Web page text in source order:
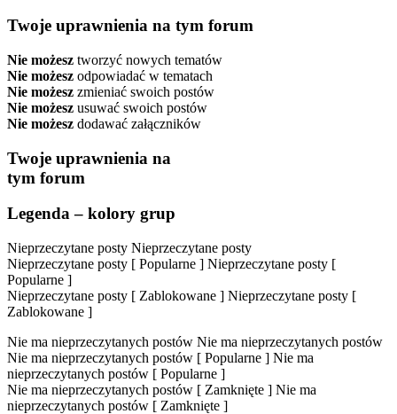
Twoje uprawnienia na tym forum
Nie możesz tworzyć nowych tematów
Nie możesz odpowiadać w tematach
Nie możesz zmieniać swoich postów
Nie możesz usuwać swoich postów
Nie możesz dodawać załączników
Twoje uprawnienia na
tym forum
Legenda – kolory grup
Nieprzeczytane posty Nieprzeczytane posty
Nieprzeczytane posty [ Popularne ] Nieprzeczytane posty [
Popularne ]
Nieprzeczytane posty [ Zablokowane ] Nieprzeczytane posty [
Zablokowane ]
Nie ma nieprzeczytanych postów Nie ma nieprzeczytanych postów
Nie ma nieprzeczytanych postów [ Popularne ] Nie ma
nieprzeczytanych postów [ Popularne ]
Nie ma nieprzeczytanych postów [ Zamknięte ] Nie ma
nieprzeczytanych postów [ Zamknięte ]